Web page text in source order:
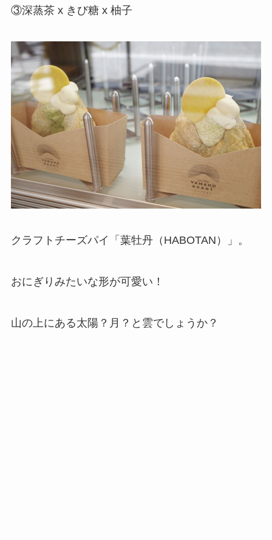
③深蒸茶 x きび糖 x 柚子
クラフトチーズパイ「葉牡丹（HABOTAN）」。
おにぎりみたいな形が可愛い！
山の上にある太陽？月？と雲でしょうか？